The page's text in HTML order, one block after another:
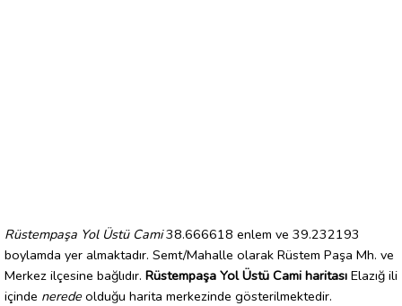
Rüstempaşa Yol Üstü Cami38.666618 enlem ve 39.232193
boylamda yer almaktadır. Semt/Mahalle olarak Rüstem Paşa Mh. ve
Merkez ilçesine bağlıdır. Rüstempaşa Yol Üstü Cami haritası Elazığ ili
içinde nerede olduğu harita merkezinde gösterilmektedir.